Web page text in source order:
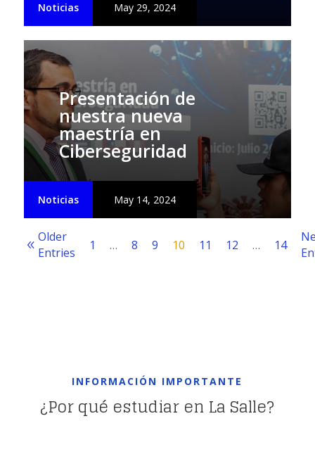
Noticias May 29, 2024
Presentación de
nuestra nueva
maestría en
Ciberseguridad
Noticias May 14, 2024
Older
Entries
1 … 8 9 10 11 12 … 14
INFORMACIÓN IMPORTANTE
¿Por qué estudiar en La Salle?